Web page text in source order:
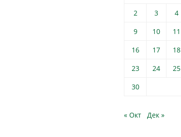
2
3 4
9
10 11
16
17 18
23
24 25
30
« Окт Дек »